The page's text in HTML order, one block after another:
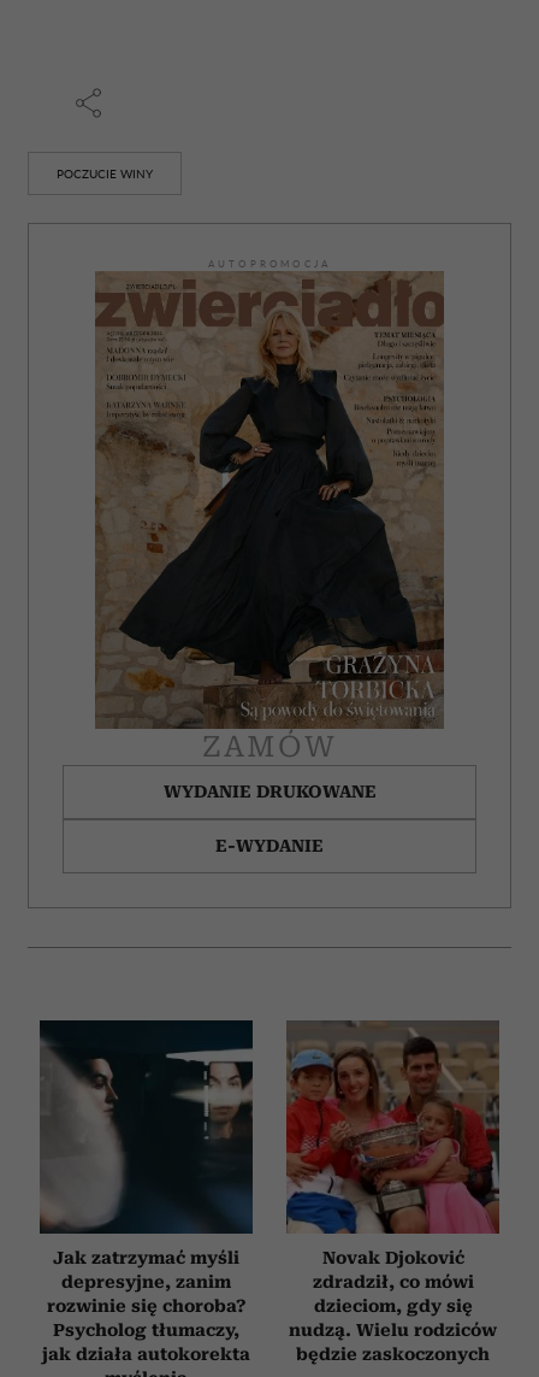
POCZUCIE WINY
AUTOPROMOCJA
ZAMÓW
WYDANIE DRUKOWANE
E-WYDANIE
Jak zatrzymać myśli
depresyjne, zanim
rozwinie się choroba?
Psycholog tłumaczy,
jak działa autokorekta
Novak Djoković
zdradził, co mówi
dzieciom, gdy się
nudzą. Wielu rodziców
będzie zaskoczonych